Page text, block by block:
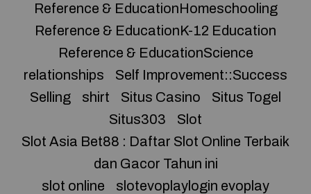
Reference & EducationHomeschooling
Reference & EducationK-12 Education
Reference & EducationScience
relationships
Self Improvement::Success
Selling
shirt Situs Casino
Situs Togel
Situs303
Slot
Slot Asia Bet88 : Daftar Slot Online Terbaik
dan Gacor Tahun ini
slot online
slotevoplaylogin evoplay